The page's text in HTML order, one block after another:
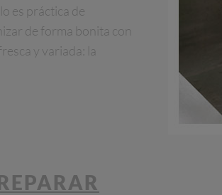
es práctica de
de forma bonita con
y variada: la